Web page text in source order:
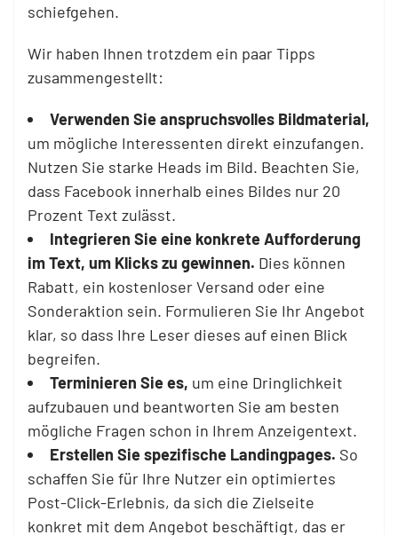
schiefgehen.
Wir haben Ihnen trotzdem ein paar Tipps
zusammengestellt:
Verwenden Sie anspruchsvolles Bildmaterial,
um mögliche Interessenten direkt einzufangen.
Nutzen Sie starke Heads im Bild. Beachten Sie,
dass Facebook innerhalb eines Bildes nur 20
Prozent Text zulässt.
Integrieren Sie eine konkrete Aufforderung
im Text, um Klicks zu gewinnen. Dies können
Rabatt, ein kostenloser Versand oder eine
Sonderaktion sein. Formulieren Sie Ihr Angebot
klar, so dass Ihre Leser dieses auf einen Blick
begreifen.
Terminieren Sie es, um eine Dringlichkeit
aufzubauen und beantworten Sie am besten
mögliche Fragen schon in Ihrem Anzeigentext.
Erstellen Sie spezifische Landingpages. So
schaffen Sie für Ihre Nutzer ein optimiertes
Post-Click-Erlebnis, da sich die Zielseite
konkret mit dem Angebot beschäftigt, das er